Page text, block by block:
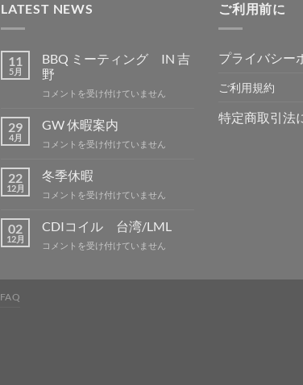
LATEST NEWS
11
5月
BBQ ミーティング IN 吉
野
BBQ
ー
テ
ィ
グ
吉
は
コメントを受け付けていません
29
4月
GW 休暇案内
GW
暇
案
内
コメントを受け付けていません
22
12月
冬季休暇
冬
休
暇
は
コメントを受け付けていません
02
12月
CDIコイル 台湾/LML
CDI
コメントを受け付けていません
ご利用前に
プライバシー
ご利用規約
特定商取引法
FAQ